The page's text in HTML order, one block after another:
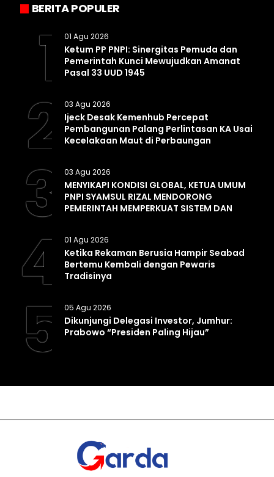
BERITA POPULER
1 01 Agu 2026
Ketum PP PNPI: Sinergitas Pemuda dan
Pemerintah Kunci Mewujudkan Amanat
Pasal 33 UUD 1945
2 03 Agu 2026
Ijeck Desak Kemenhub Percepat
Pembangunan Palang Perlintasan KA Usai
Kecelakaan Maut di Perbaungan
3 03 Agu 2026
MENYIKAPI KONDISI GLOBAL, KETUA UMUM
PNPI SYAMSUL RIZAL MENDORONG
PEMERINTAH MEMPERKUAT SISTEM DAN
4 01 Agu 2026
Ketika Rekaman Berusia Hampir Seabad
Bertemu Kembali dengan Pewaris
Tradisinya
5 05 Agu 2026
Dikunjungi Delegasi Investor, Jumhur:
Prabowo “Presiden Paling Hijau”